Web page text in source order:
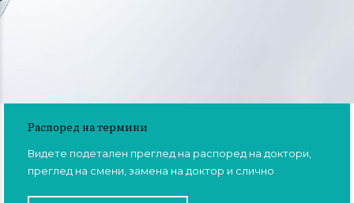
Распоред на термини
Видете подетален преглед на распоред на доктори,
преглед на смени, замена на доктор и слично